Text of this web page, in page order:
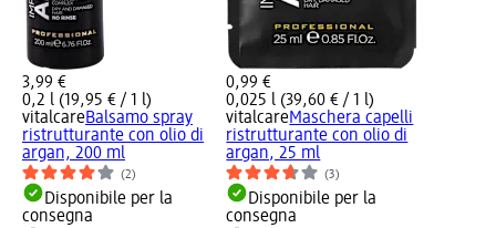
3,99 €
0,2 l (19,95 € / 1 l)
vitalcareBalsamo spray
ristrutturante con olio di
argan, 200 ml
(2)
Disponibile per la
consegna
0,99 €
0,025 l (39,60 € / 1 l)
vitalcareMaschera capelli
ristrutturante con olio di
argan, 25 ml
(3)
Disponibile per la
consegna